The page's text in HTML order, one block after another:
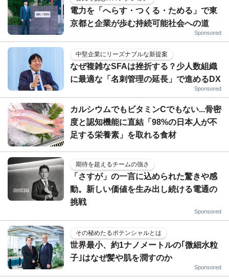
電力を「へらす・つくる・ためる」で東
京都と企業が歩む持続可能社会への道
Sponsored
中堅企業にリーズナブルな新提案
なぜ複雑なSFAは挫折する？少人数組織
に最適な「名刺管理の延長」で進めるDX
Sponsored
カルシウムでもビタミンCでもない...骨密
度と認知機能に直結「98%の日本人が不
足する栄養素」を取れる食材
期待を超えるチームの強さ
「さすが」の一言に込められた驚きや感
動。新しい価値を生み出し続ける電通の
挑戦
Sponsored
その秘めたるポテンシャルとは
世界最小、約1ナノメートルの｢微細水粒
子｣はなぜ髪や肌を潤すのか
Sponsored